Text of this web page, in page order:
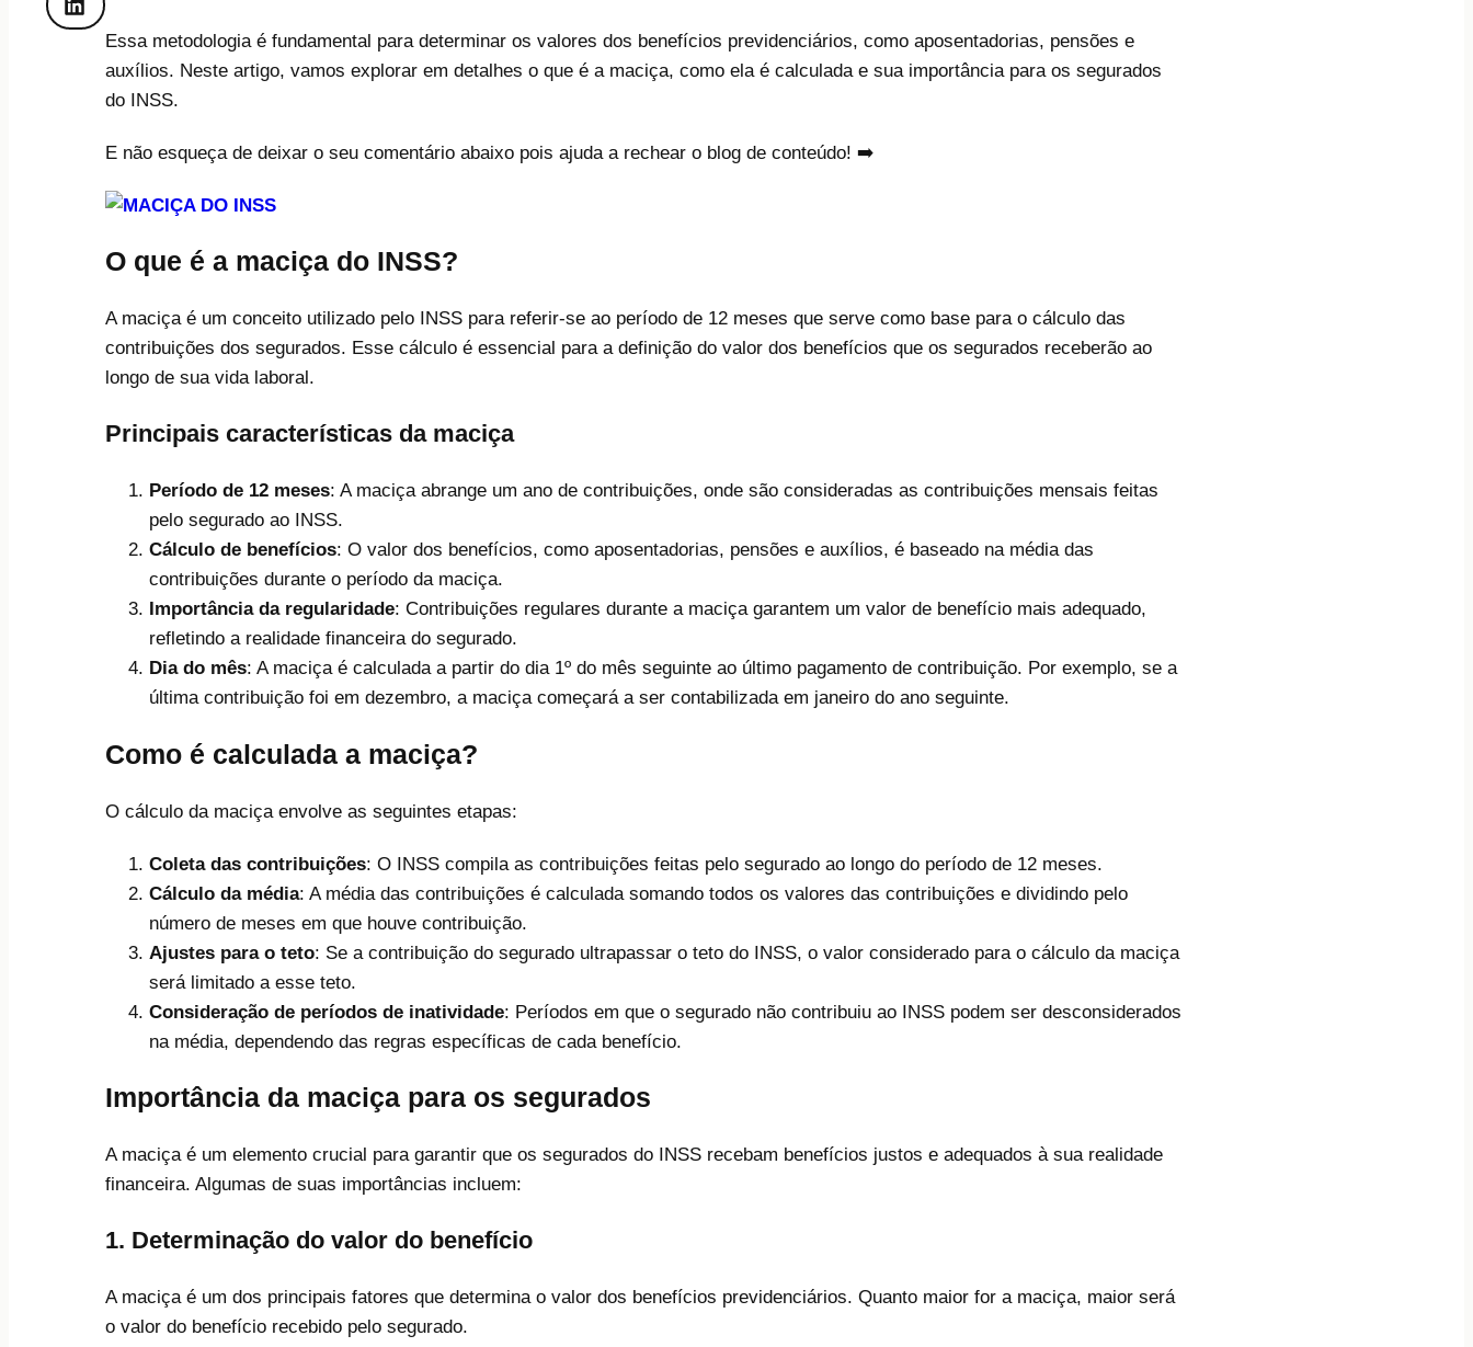
Essa metodologia é fundamental para determinar os valores dos benefícios previdenciários, como aposentadorias, pensões e
auxílios. Neste artigo, vamos explorar em detalhes o que é a maciça, como ela é calculada e sua importância para os segurados
do INSS.
E não esqueça de deixar o seu comentário abaixo pois ajuda a rechear o blog de conteúdo! ➡️
O que é a maciça do INSS?
A maciça é um conceito utilizado pelo INSS para referir-se ao período de 12 meses que serve como base para o cálculo das
contribuições dos segurados. Esse cálculo é essencial para a definição do valor dos benefícios que os segurados receberão ao
longo de sua vida laboral.
Principais características da maciça
Período de 12 meses: A maciça abrange um ano de contribuições, onde são consideradas as contribuições mensais feitas
pelo segurado ao INSS.
Cálculo de benefícios: O valor dos benefícios, como aposentadorias, pensões e auxílios, é baseado na média das
contribuições durante o período da maciça.
Importância da regularidade: Contribuições regulares durante a maciça garantem um valor de benefício mais adequado,
refletindo a realidade financeira do segurado.
Dia do mês: A maciça é calculada a partir do dia 1º do mês seguinte ao último pagamento de contribuição. Por exemplo, se a
última contribuição foi em dezembro, a maciça começará a ser contabilizada em janeiro do ano seguinte.
Como é calculada a maciça?
O cálculo da maciça envolve as seguintes etapas:
Coleta das contribuições: O INSS compila as contribuições feitas pelo segurado ao longo do período de 12 meses.
Cálculo da média: A média das contribuições é calculada somando todos os valores das contribuições e dividindo pelo
número de meses em que houve contribuição.
Ajustes para o teto: Se a contribuição do segurado ultrapassar o teto do INSS, o valor considerado para o cálculo da maciça
será limitado a esse teto.
Consideração de períodos de inatividade: Períodos em que o segurado não contribuiu ao INSS podem ser desconsiderados
na média, dependendo das regras específicas de cada benefício.
Importância da maciça para os segurados
A maciça é um elemento crucial para garantir que os segurados do INSS recebam benefícios justos e adequados à sua realidade
financeira. Algumas de suas importâncias incluem:
1. Determinação do valor do benefício
A maciça é um dos principais fatores que determina o valor dos benefícios previdenciários. Quanto maior for a maciça, maior será
o valor do benefício recebido pelo segurado.